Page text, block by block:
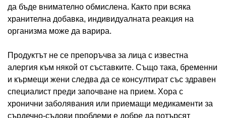
да бъде внимателно обмислена. Както при всяка
хранителна добавка, индивидуалната реакция на
организма може да варира.
Продуктът не се препоръчва за лица с известна
алергия към някой от съставките. Също така, бременни
и кърмещи жени следва да се консултират със здравен
специалист преди започване на прием. Хора с
хронични заболявания или приемащи медикаменти за
сърдечно-съдови проблеми е добре да потърсят